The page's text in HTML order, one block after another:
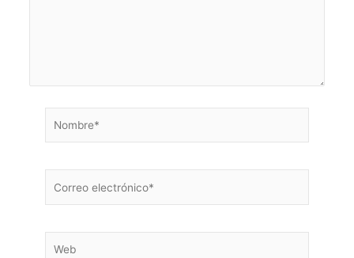
electrónico*